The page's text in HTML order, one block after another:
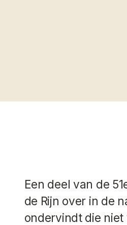
Een deel van de
de Rijn over in de
ondervindt die